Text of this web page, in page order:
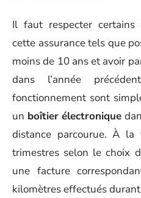
Il faut respecter certains
cette assurance tels que
moins de 10 ans et avoir
dans l’année
fonctionnement sont
un boîtier électronique
distance parcourue. À
trimestres selon le choix
une facture
kilomètres effectués